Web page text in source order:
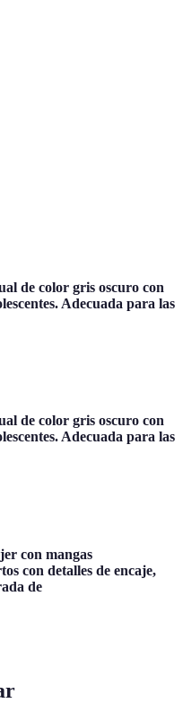
de color gris oscuro con
Adecuada para las
de color gris oscuro con
Adecuada para las
con mangas
con detalles de encaje,
de